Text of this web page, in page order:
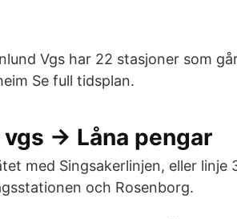
Vgs har 22 stasjoner som
Se full tidsplan.
-> Låna pengar
med Singsakerlinjen, eller linje
och Rosenborg.